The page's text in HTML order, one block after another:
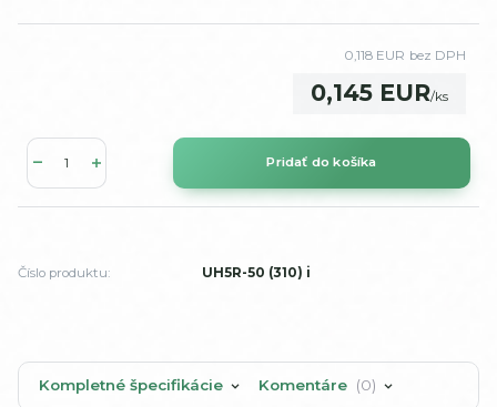
0,145 EUR/ks
0,118 EUR bez DPH
Pridať do košíka
Číslo produktu: UH5R-50 (310) i
Kompletné špecifikácie Komentáre 0